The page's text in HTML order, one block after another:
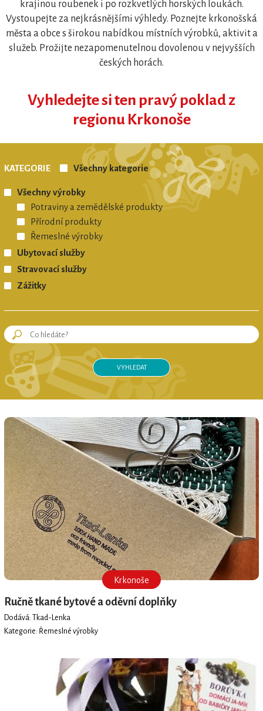
KRKONOŠE originální produkt®
REGIONÁLNÍ ZNAČKA
KRKONOŠE originální produkt®
REGIONÁLNÍ ZNAČKA
KRKONOŠE originální produkt®
krajinou roubenek i po rozkvetlých horských loukách.
Vystoupejte za nejkrásnějšími výhledy. Poznejte krkonošská
města a obce s širokou nabídkou místních výrobků, aktivit a
služeb. Prožijte nezapomenutelnou dovolenou v nejvyšších
českých horách.
Vyhledejte si ten pravý poklad z
regionu Krkonoše
KATEGORIE Všechny kategorie
Všechny výrobky
Potraviny a zemědělské produkty
Přírodní produkty
Řemeslné výrobky
Ubytovací služby
Stravovací služby
Zážitky
Krkonoše
Ručně tkané bytové a oděvní doplňky
Dodává: Tkad-Lenka
Kategorie: Řemeslné výrobky